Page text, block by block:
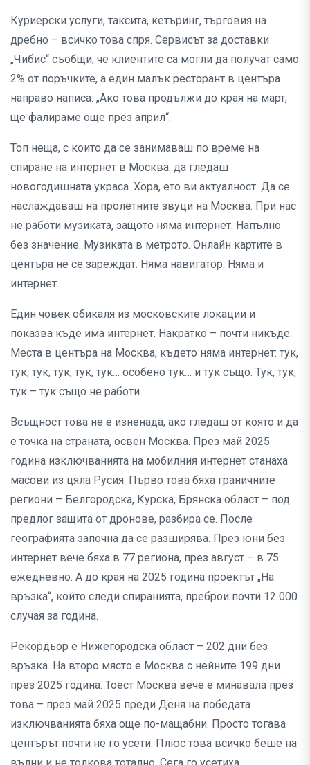
Куриерски услуги, таксита, кетъринг, търговия на
дребно – всичко това спря. Сервисът за доставки
„Чибис“ съобщи, че клиентите са могли да получат само
2% от поръчките, а един малък ресторант в центъра
направо написа: „Ако това продължи до края на март,
ще фалираме още през април“.
Топ неща, с които да се занимаваш по време на
спиране на интернет в Москва: да гледаш
новогодишната украса. Хора, ето ви актуалност. Да се
наслаждаваш на пролетните звуци на Москва. При нас
не работи музиката, защото няма интернет. Напълно
без значение. Музиката в метрото. Онлайн картите в
центъра не се зареждат. Няма навигатор. Няма и
интернет.
Един човек обикаля из московските локации и
показва къде има интернет. Накратко – почти никъде.
Места в центъра на Москва, където няма интернет: тук,
тук, тук, тук, тук, тук… особено тук… и тук също. Тук, тук,
тук – тук също не работи.
Всъщност това не е изненада, ако гледаш от която и да
е точка на страната, освен Москва. През май 2025
година изключванията на мобилния интернет станаха
масови из цяла Русия. Първо това бяха граничните
региони – Белгородска, Курска, Брянска област – под
предлог защита от дронове, разбира се. После
географията започна да се разширява. През юни без
интернет вече бяха в 77 региона, през август – в 75
ежедневно. А до края на 2025 година проектът „На
връзка“, който следи спиранията, преброи почти 12 000
случая за година.
Рекордьор е Нижегородска област – 202 дни без
връзка. На второ място е Москва с нейните 199 дни
през 2025 година. Тоест Москва вече е минавала през
това – през май 2025 преди Деня на победата
изключванията бяха още по-мащабни. Просто тогава
центърът почти не го усети. Плюс това всичко беше на